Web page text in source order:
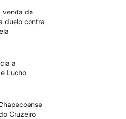
venda de
duelo contra
a
Lucho
Cruzeiro